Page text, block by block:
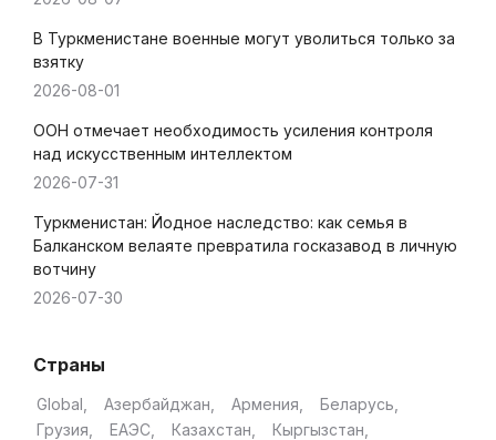
В Туркменистане военные могут уволиться только за
взятку
2026-08-01
ООН отмечает необходимость усиления контроля
над искусственным интеллектом
2026-07-31
Туркменистан: Йодное наследство: как семья в
Балканском велаяте превратила госказавод в личную
вотчину
2026-07-30
Страны
Global Азербайджан Армения
Беларусь
Грузия
ЕАЭС Казахстан Кыргызстан